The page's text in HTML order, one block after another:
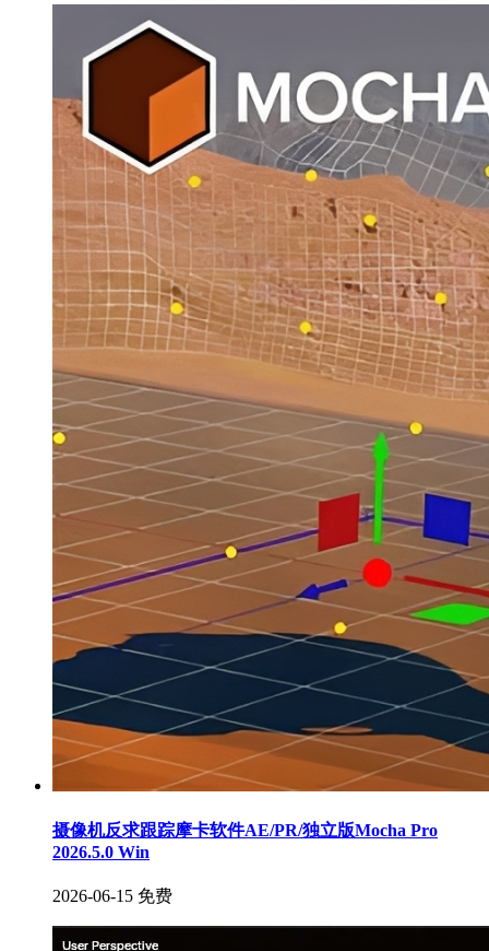
摄像机反求跟踪摩卡软件AE/PR/独立版Mocha Pro
2026.5.0 Win
2026-06-15 免费